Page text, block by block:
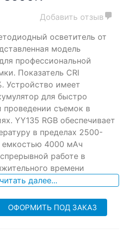
Добавить отзыв
осветитель от
модель
профессиональной
Показатель CRI
Устройство имеет
для быстро
проведении съемок в
YY135 RGB обеспечивает
в пределах 2500-
емкостью 4000 мАч
работе в
времени
читать далее...
ОФОРМИТЬ ПОД ЗАКАЗ